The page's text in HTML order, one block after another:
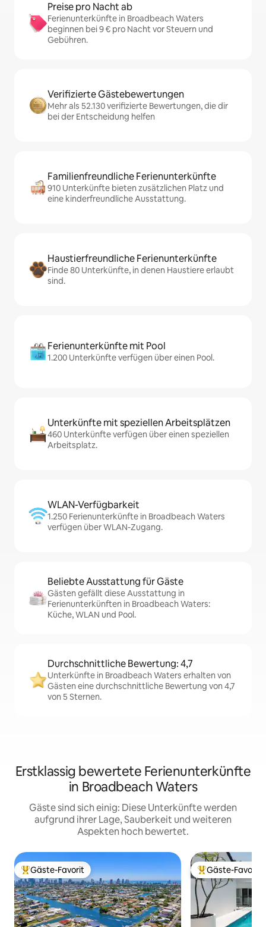
Preise pro Nacht ab
Ferienunterkünfte in Broadbeach Waters
beginnen bei 9 € pro Nacht vor Steuern und
Gebühren.
Verifizierte Gästebewertungen
Mehr als 52.130 verifizierte Bewertungen, die dir
bei der Entscheidung helfen
Familienfreundliche Ferienunterkünfte
910 Unterkünfte bieten zusätzlichen Platz und
eine kinderfreundliche Ausstattung.
Haustierfreundliche Ferienunterkünfte
Finde 80 Unterkünfte, in denen Haustiere erlaubt
sind.
Ferienunterkünfte mit Pool
1.200 Unterkünfte verfügen über einen Pool.
Unterkünfte mit speziellen Arbeitsplätzen
460 Unterkünfte verfügen über einen speziellen
Arbeitsplatz.
WLAN-Verfügbarkeit
1.250 Ferienunterkünfte in Broadbeach Waters
verfügen über WLAN-Zugang.
Beliebte Ausstattung für Gäste
Gästen gefällt diese Ausstattung in
Ferienunterkünften in Broadbeach Waters:
Küche, WLAN und Pool.
Durchschnittliche Bewertung: 4,7
Unterkünfte in Broadbeach Waters erhalten von
Gästen eine durchschnittliche Bewertung von 4,7
von 5 Sternen.
Erstklassig bewertete Ferienunterkünfte
in Broadbeach Waters
Gäste sind sich einig: Diese Unterkünfte werden
aufgrund ihrer Lage, Sauberkeit und weiteren
Aspekten hoch bewertet.
Beliebter Gäste-Favorit.
Gäste-Favorit Beliebter Gäste-
Gäste-Favorit